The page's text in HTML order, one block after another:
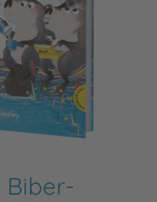
Biber-